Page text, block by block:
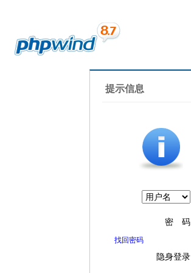
提示信息
密 码
找回密码
隐身登录